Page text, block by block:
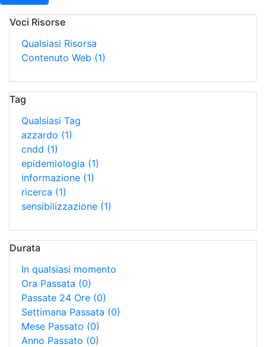
Voci Risorse
Qualsiasi Risorsa
Contenuto Web (1)
Tag
Qualsiasi Tag
azzardo (1)
cndd (1)
epidemiologia (1)
informazione (1)
ricerca (1)
sensibilizzazione (1)
Durata
In qualsiasi momento
Ora Passata (0)
Passate 24 Ore (0)
Settimana Passata (0)
Mese Passato (0)
Anno Passato (0)